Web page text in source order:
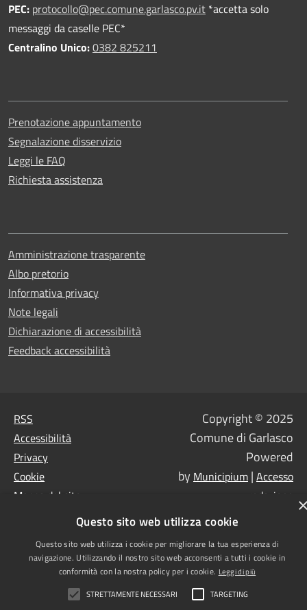
PEC: protocollo@pec.comune.garlasco.pv.it *accetta solo
messaggi da caselle PEC*
Centralino Unico:0382 825211
Prenotazione appuntamento
Segnalazione disservizio
Leggi le FAQ
Richiesta assistenza
Amministrazione trasparente
Albo pretorio
Informativa privacy
Note legali
Dichiarazione di accessibilità
Feedback accessibilità
RSS
Accessibilità
Privacy
Cookie
Mappa del sito
Copyright © 2025
Comune di Garlasco
Powered
by Municipium | Accesso
redazione
Questo sito web utilizza cookie
Questo sito web utilizza i cookie per migliorare la tua esperienza di
navigazione. Utilizzando il nostro sito web acconsenti a tutti i cookie in
conformità con la nostra policy per i cookie. Leggi di più
STRETTAMENTE NECESSARI TARGETING